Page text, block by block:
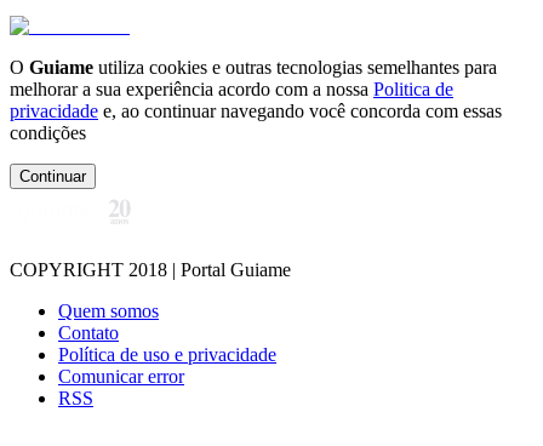
O Guiame utiliza cookies e outras tecnologias semelhantes para
melhorar a sua experiência acordo com a nossa Politica de
privacidade e, ao continuar navegando você concorda com essas
condições
Continuar
COPYRIGHT 2018 | Portal Guiame
Quem somos
Contato
Política de uso e privacidade
Comunicar error
RSS